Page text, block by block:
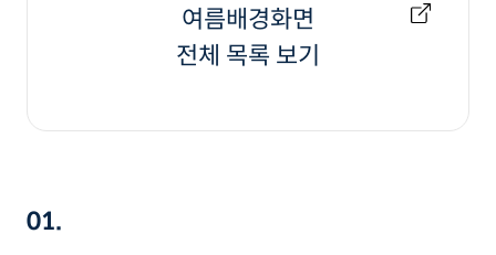
여름배경화면
전체 목록 보기
01.